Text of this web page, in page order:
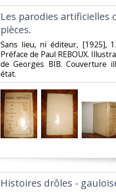
‎Les parodies artificielles
pièces.‎
‎Sans lieu, ni éditeur, [1925],
Préface de Paul REBOUX.
de Georges BIB. Couverture
état.‎
‎Histoires drôles -